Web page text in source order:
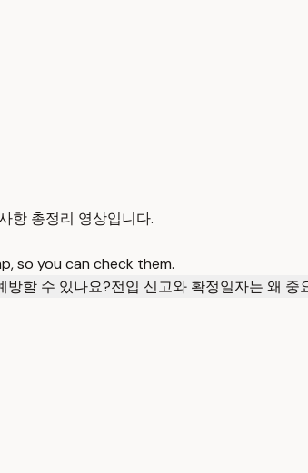
항 총정리 영상입니다.
so you can check them.
방할 수 있나요?전입 신고와 확정일자는 왜 중